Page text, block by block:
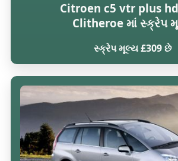
Citroen c5 vtr plus
Clitheroe માં સ્ક્રેપ
સ્ક્રેપ મૂલ્ય £309 છે